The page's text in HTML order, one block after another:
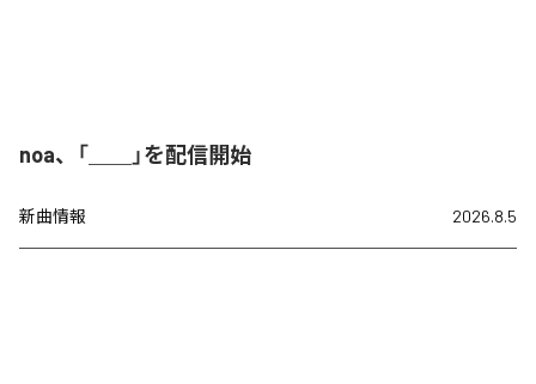
noa、「＿＿」を配信開始
新曲情報 2026.8.5